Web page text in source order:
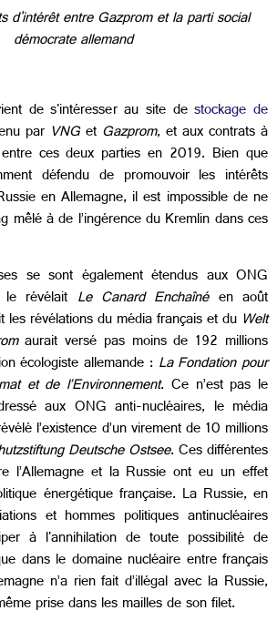
d'intérêt entre Gazprom et la parti social
démocrate allemand
de s'intéresser au site destockage de
par VNGet Gazprom, et aux contrats à
ces deux parties en 2019. Bien que
défendu de promouvoir les intérêts
en Allemagne, il est impossible de ne
mêlé à de l’ingérence du Kremlin dans ces
se sont également étendus aux ONG
révélait Le Canard Enchaînéen août
les révélations du média français et du Welt
aurait versé pas moins de 192 millions
écologiste allemande : La Fondation pour
et de l’Environnement. Ce n’est pas le
aux ONG anti-nucléaires, le média
l’existence d’un virement de 10 millions
Deutsche Ostsee. Ces différentes
l’Allemagne et la Russie ont eu un effet
énergétique française. La Russie, en
et hommes politiques antinucléaires
à l'annihilation de toute possibilité de
dans le domaine nucléaire entre français
n’a rien fait d’illégal avec la Russie,
prise dans les mailles de son filet.